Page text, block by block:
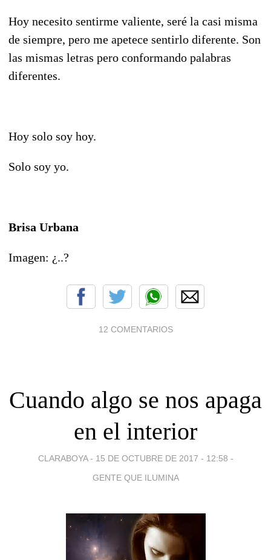
Hoy necesito sentirme valiente, seré la casi misma
de siempre, pero me apetece sentirlo diferente. Son
las mismas letras pero conformando palabras
diferentes.
Hoy solo soy hoy.
Solo soy yo.
Brisa Urbana
Imagen: ¿..?
12 COMENTARIOS
Cuando algo se nos apaga
en el interior
CLARABOYA - 15 DE OCTUBRE DE 2017 - 12:58 -
GENTE QUE ILUMINA